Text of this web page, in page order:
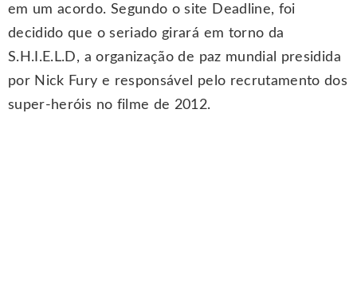
em um acordo. Segundo o site Deadline, foi
decidido que o seriado girará em torno da
S.H.I.E.L.D, a organização de paz mundial presidida
por Nick Fury e responsável pelo recrutamento dos
super-heróis no filme de 2012.